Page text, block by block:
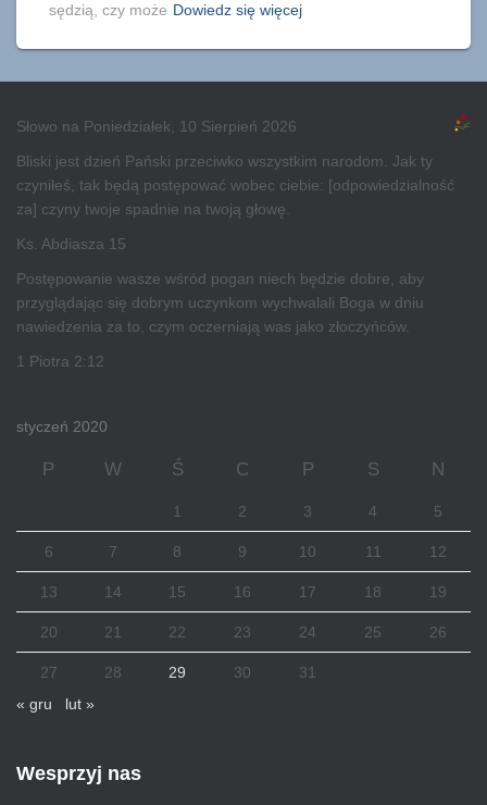
sędzią, czy może Dowiedz się więcej
Słowo na Poniedziałek, 10 Sierpień 2026
Bliski jest dzień Pański przeciwko wszystkim narodom. Jak ty
czyniłeś, tak będą postępować wobec ciebie: [odpowiedzialność
za] czyny twoje spadnie na twoją głowę.
Ks. Abdiasza 15
Postępowanie wasze wśród pogan niech będzie dobre, aby
przyglądając się dobrym uczynkom wychwalali Boga w dniu
nawiedzenia za to, czym oczerniają was jako złoczyńców.
1 Piotra 2:12
styczeń 2020
P W Ś C P S N
1 2 3 4 5
6 7 8 9 10 11 12
13 14 15 16 17 18 19
20 21 22 23 24 25 26
27 28 29 30
31
« gru
lut »
Wesprzyj nas